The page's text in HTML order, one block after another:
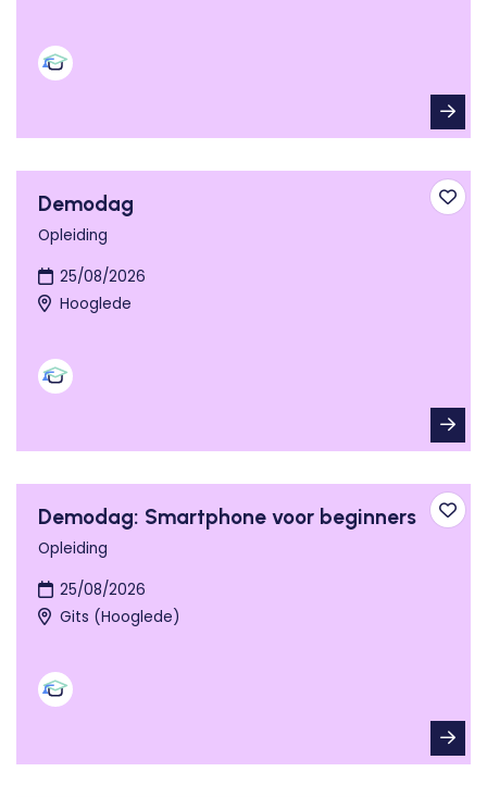
Demodag
Opleiding
25/08/2026
Hooglede
Demodag: Smartphone voor beginners
Opleiding
25/08/2026
Gits (Hooglede)